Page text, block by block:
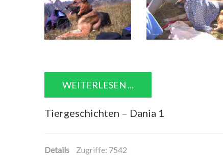
WEITERLESEN ...
Tiergeschichten – Dania 1
Details Zugriffe: 7542